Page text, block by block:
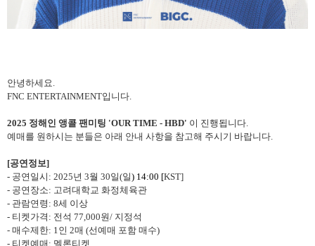
안녕하세요.
FNC ENTERTAINMENT입니다.
2025 정해인 앵콜 팬미팅 'OUR TIME - HBD' 이 진행됩니다.
예매를 원하시는 분들은 아래 안내 사항을 참고해 주시기 바랍니다.
[공연정보]
- 공연일시 : 2025년 3월 30일(일) 14:00 [KST]
- 공연장소: 고려대학교 화정체육관
- 관람연령 : 8세 이상
- 티켓가격 : 전석 77,000원/ 지정석
- 매수제한: 1인 2매 (선예매 포함 매수)
- 티켓예매 : 멜론티켓